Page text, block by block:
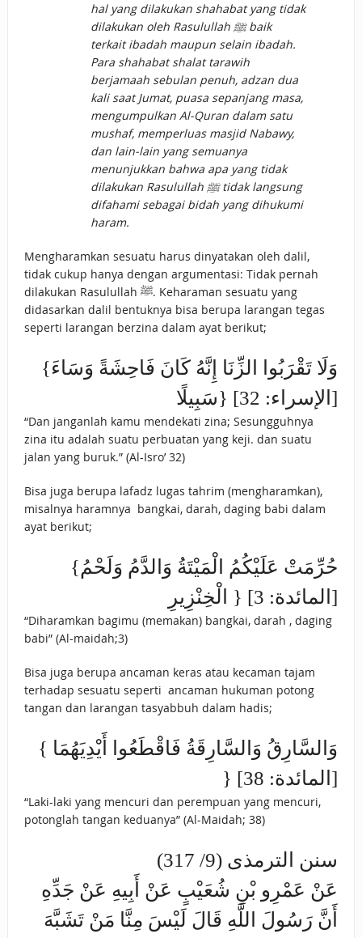
hal yang dilakukan shahabat yang tidak
dilakukan oleh Rasulullah ﷺ baik
terkait ibadah maupun selain ibadah.
Para shahabat shalat tarawih
berjamaah sebulan penuh, adzan dua
kali saat Jumat, puasa sepanjang masa,
mengumpulkan Al-Quran dalam satu
mushaf, memperluas masjid Nabawy,
dan lain-lain yang semuanya
menunjukkan bahwa apa yang tidak
dilakukan Rasulullah ﷺ tidak langsung
difahami sebagai bidah yang dihukumi
haram.
Mengharamkan sesuatu harus dinyatakan oleh dalil,
tidak cukup hanya dengan argumentasi: Tidak pernah
dilakukan Rasulullah ﷺ. Keharaman sesuatu yang
didasarkan dalil bentuknya bisa berupa larangan tegas
seperti larangan berzina dalam ayat berikut;
{وَلَا تَقْرَبُوا الزِّنَا إِنَّهُ كَانَ فَاحِشَةً وَسَاءَ
سَبِيلًا} [الإسراء: 32]
“Dan janganlah kamu mendekati zina; Sesungguhnya
zina itu adalah suatu perbuatan yang keji. dan suatu
jalan yang buruk.” (Al-Isro’ 32)
Bisa juga berupa lafadz lugas tahrim (mengharamkan),
misalnya haramnya bangkai, darah, daging babi dalam
ayat berikut;
{حُرِّمَتْ عَلَيْكُمُ الْمَيْتَةُ وَالدَّمُ وَلَحْمُ
الْخِنْزِيرِ } [المائدة: 3]
“Diharamkan bagimu (memakan) bangkai, darah , daging
babi” (Al-maidah;3)
Bisa juga berupa ancaman keras atau kecaman tajam
terhadap sesuatu seperti ancaman hukuman potong
tangan dan larangan tasyabbuh dalam hadis;
{ وَالسَّارِقُ وَالسَّارِقَةُ فَاقْطَعُوا أَيْدِيَهُمَا
} [المائدة: 38]
“Laki-laki yang mencuri dan perempuan yang mencuri,
potonglah tangan keduanya” (Al-Maidah; 38)
سنن الترمذى (9/ 317)
عَنْ عَمْرِو بْنِ شُعَيْبٍ عَنْ أَبِيهِ عَنْ جَدِّهِ
أَنَّ رَسُولَ اللَّهِ قَالَ لَيْسَ مِنَّا مَنْ تَشَبَّهَ